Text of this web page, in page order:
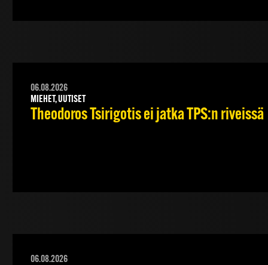
06.08.2026
MIEHET, UUTISET
Theodoros Tsirigotis ei jatka TPS:n riveissä
06.08.2026